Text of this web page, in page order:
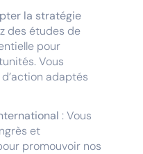
la stratégie
des études de
pour
Vous
adaptés
: Vous
et
promouvoir nos